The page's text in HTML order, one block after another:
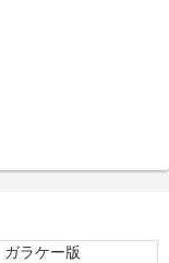
ガラケー版